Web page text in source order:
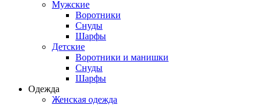
Мужские
Воротники
Снуды
Шарфы
Детские
Воротники и манишки
Снуды
Шарфы
Одежда
Женская одежда